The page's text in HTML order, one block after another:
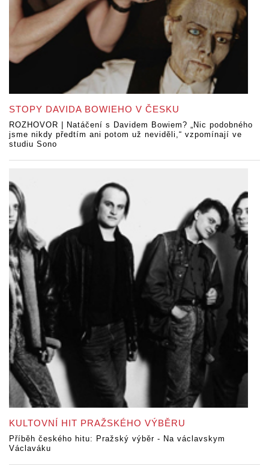
STOPY DAVIDA BOWIEHO V ČESKU
ROZHOVOR | Natáčení s Davidem Bowiem? „Nic podobného
jsme nikdy předtím ani potom už neviděli,“ vzpomínají ve
studiu Sono
KULTOVNÍ HIT PRAŽSKÉHO VÝBĚRU
Příběh českého hitu: Pražský výběr - Na václavskym
Václaváku